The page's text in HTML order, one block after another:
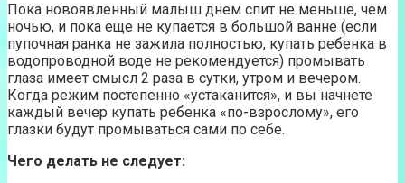
Пока новоявленный малыш днем спит не меньше, чем
ночью, и пока еще не купается в большой ванне (если
пупочная ранка не зажила полностью, купать ребенка в
водопроводной воде не рекомендуется) промывать
глаза имеет смысл 2 раза в сутки, утром и вечером.
Когда режим постепенно «устаканится», и вы начнете
каждый вечер купать ребенка «по-взрослому», его
глазки будут промываться сами по себе.
Чего делать не следует: